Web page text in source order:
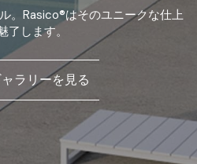
。Rasico®はそのユニークな仕上
了します。
ラリーを見る